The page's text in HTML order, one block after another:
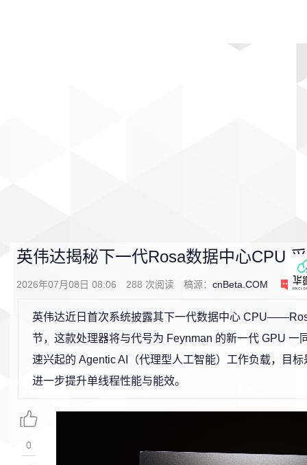
英伟达揭秘下一代Rosa数据中心CPU
2026年07月08日 08:06 288 次阅读 稿源： cnBeta.COM 0
英伟达近日首次系统披露其下一代数据中心
节，这款处理器将与代号为 Feynman 的新一代 GPU 一
速兴起的 Agentic AI（代理型人工智能）工作负载，目
进一步提升单线程性能与能效。
0